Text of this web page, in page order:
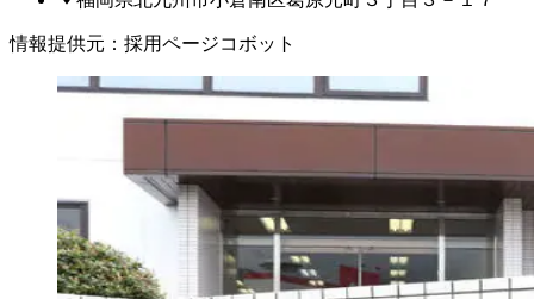
情報提供元 ： 採用ページコボット